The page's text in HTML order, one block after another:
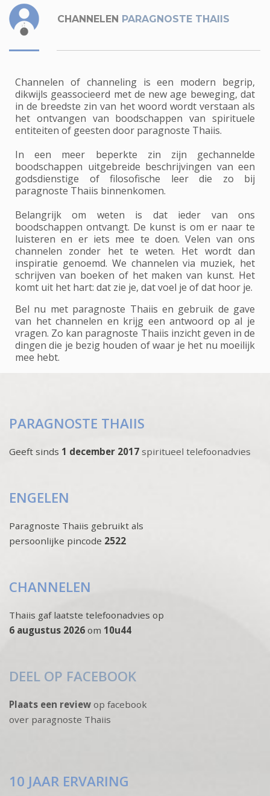
CHANNELEN PARAGNOSTE THAIIS
Channelen of channeling is een modern begrip,
dikwijls geassocieerd met de new age beweging, dat
in de breedste zin van het woord wordt verstaan als
het ontvangen van boodschappen van spirituele
entiteiten of geesten door paragnoste Thaiis.
In een meer beperkte zin zijn gechannelde
boodschappen uitgebreide beschrijvingen van een
godsdienstige of filosofische leer die zo bij
paragnoste Thaiis binnenkomen.
Belangrijk om weten is dat ieder van ons
boodschappen ontvangt. De kunst is om er naar te
luisteren en er iets mee te doen. Velen van ons
channelen zonder het te weten. Het wordt dan
inspiratie genoemd. We channelen via muziek, het
schrijven van boeken of het maken van kunst. Het
komt uit het hart: dat zie je, dat voel je of dat hoor je.
Bel nu met paragnoste Thaiis en gebruik de gave
van het channelen en krijg een antwoord op al je
vragen. Zo kan paragnoste Thaiis inzicht geven in de
dingen die je bezig houden of waar je het nu moeilijk
mee hebt.
PARAGNOSTE THAIIS
Geeft sinds 1 december 2017 spiritueel telefoonadvies
ENGELEN
Paragnoste Thaiis gebruikt als
persoonlijke pincode 2522
CHANNELEN
Thaiis gaf laatste telefoonadvies op
6 augustus 2026 om 10u44
DEEL OP FACEBOOK
Plaats een review op facebook
over paragnoste Thaiis
10 JAAR ERVARING